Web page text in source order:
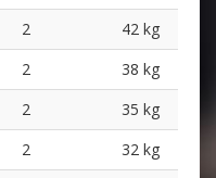
2
42 kg
2
38 kg
2
35 kg
2
32 kg